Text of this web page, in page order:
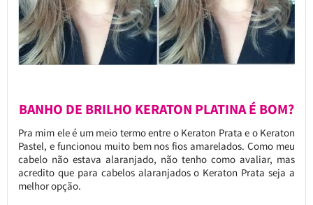
BANHO DE BRILHO KERATON PLATINA É BOM?
Pra mim ele é um meio termo entre o Keraton Prata e o Keraton
Pastel, e funcionou muito bem nos fios amarelados. Como meu
cabelo não estava alaranjado, não tenho como avaliar, mas
acredito que para cabelos alaranjados o Keraton Prata seja a
melhor opção.